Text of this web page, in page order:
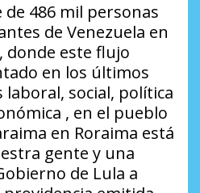
486 mil personas
de Venezuela en
donde este flujo
en los últimos
laboral, social, política
, en el pueblo
en Roraima está
gente y una
de Lula a